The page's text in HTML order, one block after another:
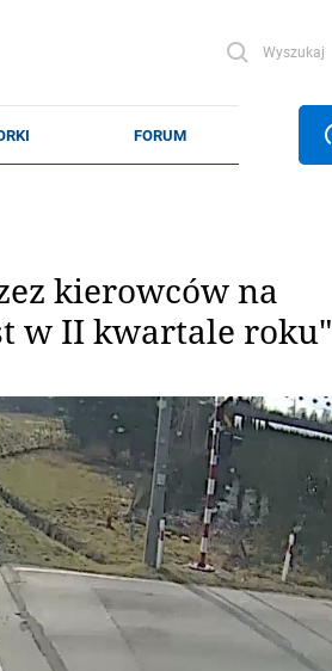
Wyszukaj
kierowców na
w II kwartale roku"